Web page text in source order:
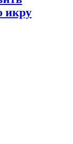
икру